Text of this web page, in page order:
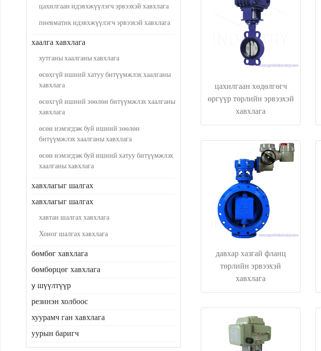
цахилгаан идэвхжүүлэгч эрвээхэй хавхлага
пневматик идэвхжүүлэгч эрвээхэй хавхлага
хаалга хавхлага
хутганы хаалганы хавхлага
өсөхгүй ишний хатуу битүүмжлэх хаалганы
хавхлага
өсөхгүй ишний зөөлөн битүүмжлэх хаалганы
хавхлага
өсөн нэмэгдэж буй ишний зөөлөн
битүүмжлэх хаалганы хавхлага
өсөн нэмэгдэж буй ишний хатуу битүүмжлэх
хаалганы хавхлага
хавхлагыг шалгах
хавхлагыг шалгах
хавтан шалгах хавхлага
Хоног шалгах хавхлага
бөмбөг хавхлага
бөмбөрцөг хавхлага
y шүүлтүүр
резинэн холбоос
хуурамч ган хавхлага
уурын баригч
цахилгаан хөдөлгөгч
өргүүр төрлийн эрвээхэй
хавхлага
давхар хазгай фланц
төрлийн эрвээхэй
хавхлага